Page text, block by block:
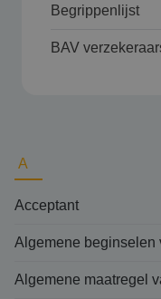
Begrippenlijst
BAV
A
Acceptant
Algemene beginselen
Algemene maatregel